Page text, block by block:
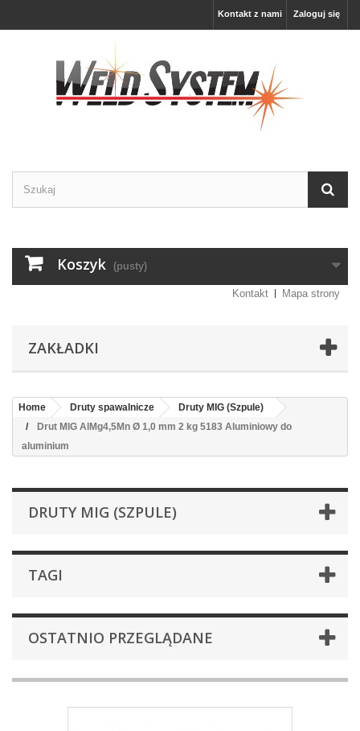
Zaloguj się
Kontakt z nami
Koszyk (pusty)
Kontakt Mapa strony
ZAKŁADKI
Home Druty spawalnicze
Druty MIG (Szpule)
Drut MIG AlMg4,5Mn Ø 1,0 mm 2 kg 5183 Aluminiowy do
aluminium
DRUTY MIG (SZPULE)
TAGI
OSTATNIO PRZEGLĄDANE